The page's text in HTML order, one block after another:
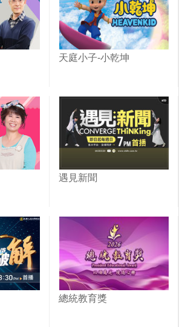
天庭小子-小乾坤
遇見新聞
總統教育獎